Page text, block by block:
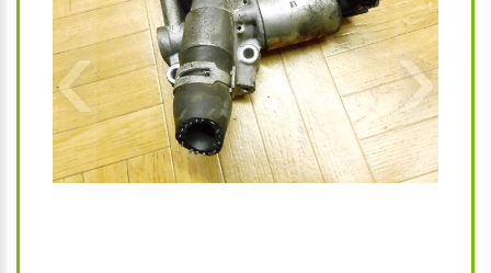
‹ ›